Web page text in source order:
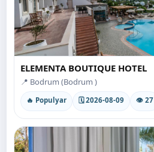
ELEMENTA BOUTIQUE HOTEL
📍 Bodrum (Bodrum )
🔥 Populyar 🗓 2026-08-09 👁 27